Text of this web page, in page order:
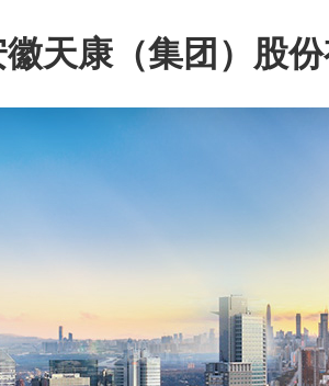
徽天康（集团）股